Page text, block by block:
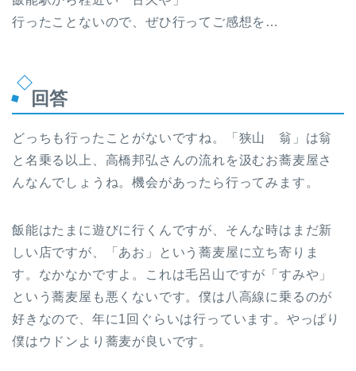
行ったことないので、ぜひ行ってご感想を…
回答
どっちも行ったことがないですね。「狭山 翁」は翁
と名乗る以上、高橋邦弘さんの流れを汲むお蕎麦屋さ
んなんでしょうね。機会があったら行ってみます。
飯能はたまに遊びに行くんですが、そんな時はまだ新
しい店ですが、「あお」という蕎麦屋に立ち寄りま
す。なかなかですよ。これは毛呂山ですが「すみや」
という蕎麦屋も悪くないです。僕は八高線に乗るのが
好きなので、年に1回ぐらいは行っています。やっぱり
僕はウドンより蕎麦が良いです。